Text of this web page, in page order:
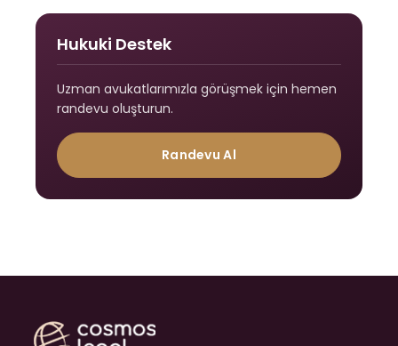
Hukuki Destek
Uzman avukatlarımızla görüşmek için hemen
randevu oluşturun.
Randevu Al